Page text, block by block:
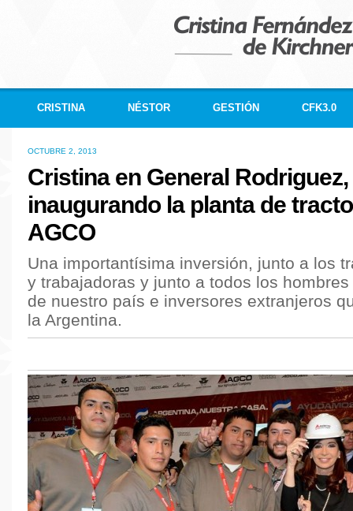
CRISTINA NÉSTOR GESTIÓN CFK3.0
OCTUBRE 2, 2013
Cristina en General Rodriguez,
inaugurando la planta de
AGCO
Una importantísima inversión, junto a los
y trabajadoras y junto a todos los
de nuestro país e inversores extranjeros
la Argentina.